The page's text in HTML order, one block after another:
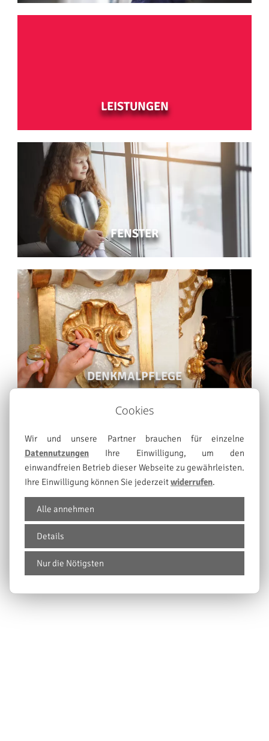
LEISTUNGEN
FENSTER
DENKMALPFLEGE
INNENAUSBAU NACH MASS
Cookies
Wir und unsere Partner brauchen für einzelne
Datennutzungen Ihre Einwilligung, um den
einwandfreien Betrieb dieser Webseite zu gewährleisten.
Ihre Einwilligung können Sie jederzeitwiderrufen.
Alle annehmen
Details
Nur die Nötigsten